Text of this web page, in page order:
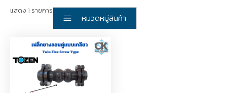
แสดง 1 รายการ
หมวดหมู่สินค้า